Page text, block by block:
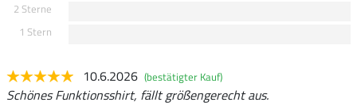
2 Sterne
1 Stern
10.6.2026 (bestätigter Kauf)
Schönes Funktionsshirt, fällt größengerecht aus.